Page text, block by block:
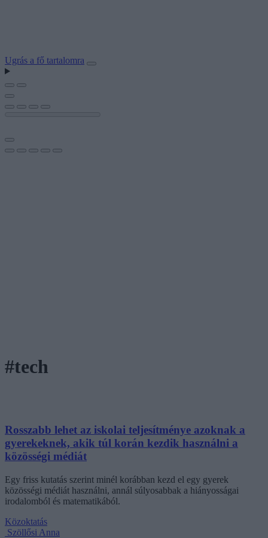
Ugrás a fő tartalomra
#tech
Rosszabb lehet az iskolai teljesítménye azoknak a
gyerekeknek, akik túl korán kezdik használni a
közösségi médiát
Egy friss kutatás szerint minél korábban kezd el egy gyerek
közösségi médiát használni, annál súlyosabbak a hiányosságai
irodalomból és matematikából.
Közoktatás
Szöllősi Anna